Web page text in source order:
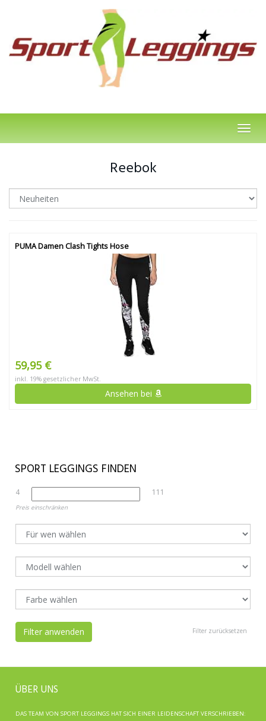
content
Reebok
PUMA Damen Clash Tights Hose
59,95 €
inkl. 19% gesetzlicher MwSt.
Ansehen bei
SPORT LEGGINGS FINDEN
4 111
Preis einschränken
Filter zurücksetzen
Filter anwenden
ÜBER UNS
DAS TEAM VON SPORT LEGGINGS HAT SICH EINER LEIDENSCHAFT VERSCHRIEBEN: